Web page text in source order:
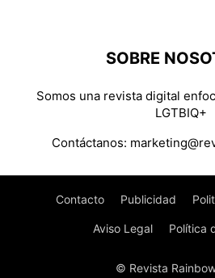
SOBRE
Somos una revista digital
LGTBIQ+
Contáctanos:
Contacto Publicidad
Aviso Legal Política
© Revista